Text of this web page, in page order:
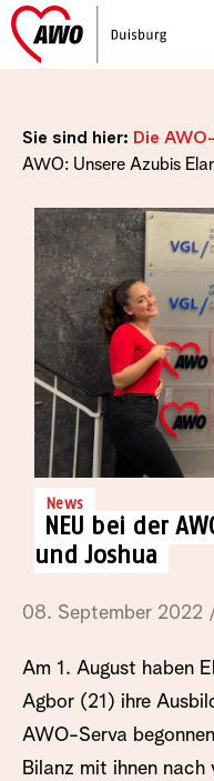
Sie sind hier: Die
AWO: Unsere Azubis
News
NEU bei der
und Joshua
08. September 2022
Am 1. August haben
Agbor (21) ihre
AWO-Serva
Bilanz mit ihnen nach